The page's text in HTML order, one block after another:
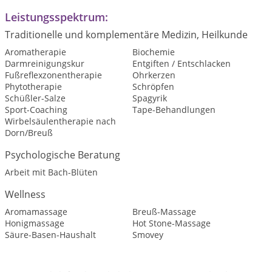
Leistungsspektrum:
Traditionelle und komplementäre Medizin, Heilkunde
Aromatherapie
Biochemie
Darmreinigungskur
Entgiften / Entschlacken
Fußreflexzonentherapie
Ohrkerzen
Phytotherapie
Schröpfen
Schüßler-Salze
Spagyrik
Sport-Coaching
Tape-Behandlungen
Wirbelsäulentherapie nach
Dorn/Breuß
Psychologische Beratung
Arbeit mit Bach-Blüten
Wellness
Aromamassage
Breuß-Massage
Honigmassage
Hot Stone-Massage
Säure-Basen-Haushalt
Smovey